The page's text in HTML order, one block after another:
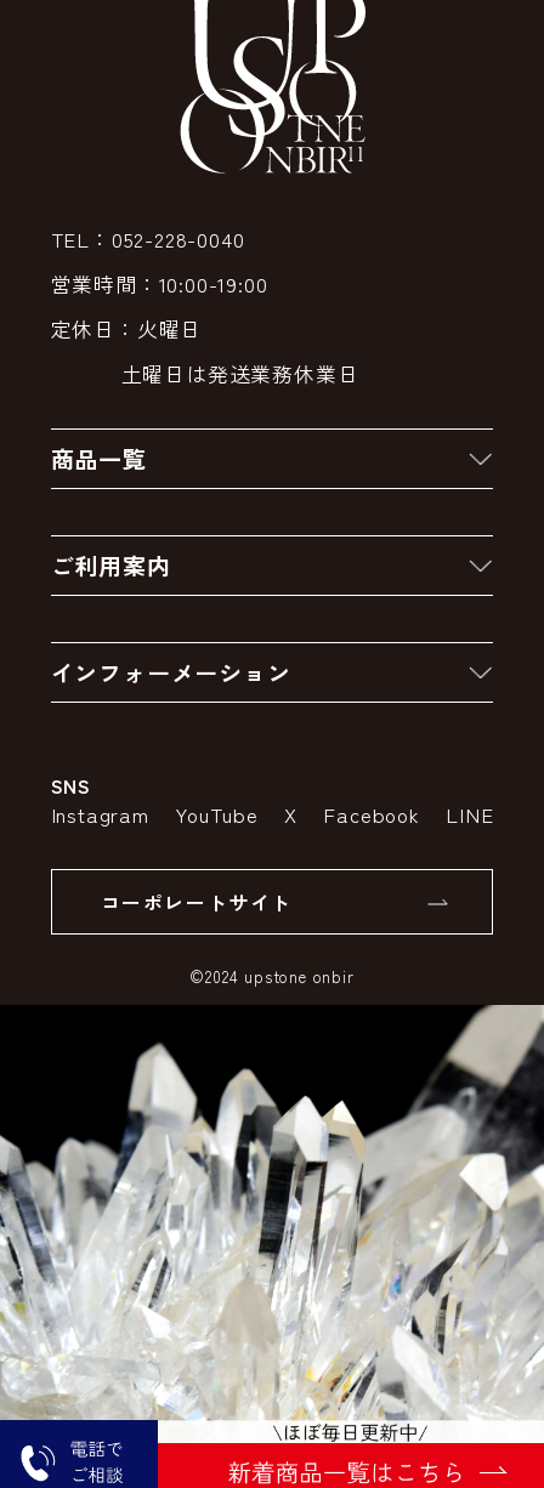
TEL：052-228-0040
営業時間：10:00-19:00
定休日：火曜日
土曜日は発送業務休業日
商品一覧
クーポン
卸販売・大量注文
アウトレットセール
ご利用案内
お支払いについて
インフォーメーション
特定商取引法の表示
SSLサーバー証明書とは
SNS
Instagram YouTube X Facebook LINE
コーポレートサイト
©2024 upstone onbir